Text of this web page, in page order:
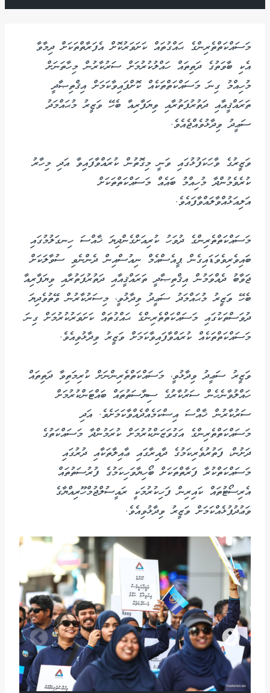
މަސައްކަތްތެރިންގެ ޙައްގުތައް ކަށަވަރުކޮށް އެފަރާތްތަކަށް ދިމާވާ
އެކި ބާވަތުގެ ދަތިތައް ހައްލުކުރުމަށް ސަރުކާރުން މިހާތަނަށް
މުހިއްމު ގިނަ މަސައްކަތްތަކެއް ކޮށްފައިވާކަމަށް އިޤްތިޞާދީ
ތަރައްޤީއާއި ދަތުރުފަތުރާއި ވިޔަފާރިއާ ބެހޭ ވަޒީރު މުޙައްމަދު
ސަޢީދު ވިދާޅުވެއްޖެއެވެ.
ވަޒީރުގެ ވާހަކަފުޅުގައި ވަނީ މިގޮތުން ކުރައްވާފައިވާ އަދި މިހާރު
ކުރެވެމުންދާ މުހިއްމު ބައެއް މަސައްކަތްތަކަށް
އަލިއަޅުއްވާލައްވާފައެވެ.
މަސައްކަތްތެރިންގެ ދުވަހު ކުރިއަށްގެންދިޔަ ޚާއްސަ ހިނގަލުމުގައި
ބައިވެރިވެވަޑައިގެން ޕީއެސްއެމް ނިއުސްއިން ދެންނެވި ސުވާލަކަށް
ޖަވާބު ދެއްވަމުން އިޤްތިޞާދީ ތަރައްޤީއާއި ދަތުރުފަތުރާއި ވިޔަފާރިއާ
ބެހޭ ވަޒީރު މުޙައްމަދު ސަޢީދު ވިދާޅުވީ، މިސަރުކާރުން ވޭތުވެދިޔަ
ދުވަސްތަކުގައި މަސައްކަތްތެރިންގެ ޙައްގުތައް ކަށަވަރުކުރުމަށް ގިނަ
މަސައްކަތްތަކެއް ކުރައްވާފައިވާކަމަށް ވަޒީރު ވިދާޅުވިއެވެ.
ވަޒީރު ސަޢީދު ވިދާޅުވީ، މަސައްކަތްތެރިންނަށް ކުރިމަތިވާ ދަތިތައް
ހައްލުވާނެހެން ސަރުކާރުގެ ސިޔާސަތުތައް ބައްޓަންކުރުމަށް
ސަރުކާރުން ޚާއްސަ އިސްކަމެއްދެއްވާކަމަށެވެ. އަދި
މަސައްކަތްތެރިންގެ އަގުވަޒަންކުރުމަށް ކުރަމުންދާ މަސައްކަތުގެ
ދަށުން، ފަތުރުވެރިކަމުގެ ދާއިރާގައި ޢާއިލާތަކާއި ދުރުގައި
މަސައްކަތްކުރާ ފަރާތްތަކަށް ބޯހިޔާވަހިކަމުގެ ފުރުސަތުތައް
އެރިސޯޓުތައް ކައިރިން ފަހިކުރުމަކީ ރައީސުލްޖުމްހޫރިއްޔާގެ
ވަޢުދުފުޅެއްކަމަށް ވަޒީރު ވިދާޅުވިއެވެ.